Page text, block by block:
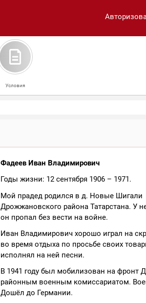
Условия
Фадеев Иван Владимирович
Годы жизни: 12 сентября 1906 – 1971.
Мой прадед родился в д. Новые Шигали
Дрожжановского района Татарстана. У
он пропал без вести на войне.
Иван Владимирович хорошо играл на
во время отдыха по просьбе своих
исполнял на ней песни.
В 1941 году был мобилизован на фронт
районным военным комиссариатом.
Дошёл до Германии.